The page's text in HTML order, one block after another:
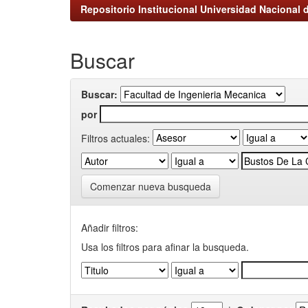
Repositorio Institucional Universidad Nacional
Buscar
Buscar:
por
Filtros actuales:
Comenzar nueva busqueda
Añadir filtros:
Usa los filtros para afinar la busqueda.